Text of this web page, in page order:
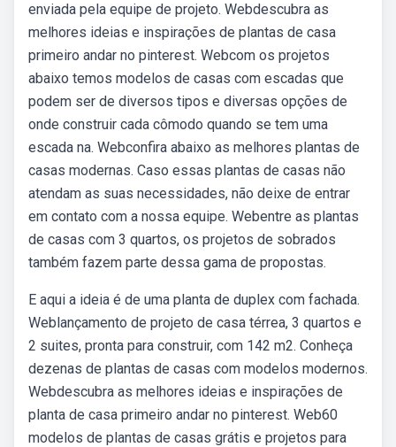
enviada pela equipe de projeto. Webdescubra as
melhores ideias e inspirações de plantas de casa
primeiro andar no pinterest. Webcom os projetos
abaixo temos modelos de casas com escadas que
podem ser de diversos tipos e diversas opções de
onde construir cada cômodo quando se tem uma
escada na. Webconfira abaixo as melhores plantas de
casas modernas. Caso essas plantas de casas não
atendam as suas necessidades, não deixe de entrar
em contato com a nossa equipe. Webentre as plantas
de casas com 3 quartos, os projetos de sobrados
também fazem parte dessa gama de propostas.
E aqui a ideia é de uma planta de duplex com fachada.
Weblançamento de projeto de casa térrea, 3 quartos e
2 suites, pronta para construir, com 142 m2. Conheça
dezenas de plantas de casas com modelos modernos.
Webdescubra as melhores ideias e inspirações de
planta de casa primeiro andar no pinterest. Web60
modelos de plantas de casas grátis e projetos para